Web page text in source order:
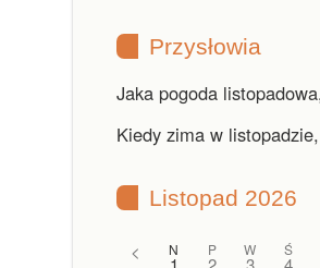
Przysłowia
Jaka pogoda
Kiedy zima w
Listopad 2026
< N P W Ś